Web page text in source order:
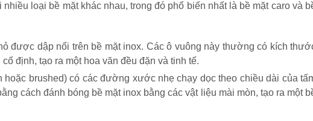
loại bề mặt khác nhau, trong đó phổ biến nhất là bề mặt caro và
được dập nổi trên bề mặt inox. Các ô vuông này thường có kích
định, tạo ra một hoa văn đều đặn và tinh tế.
hoặc brushed) có các đường xước nhẹ chạy dọc theo chiều dài của
cách đánh bóng bề mặt inox bằng các vật liệu mài mòn, tạo ra một